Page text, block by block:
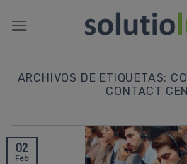
ARCHIVOS DE ETIQUETAS:
CONTACT
02
Feb